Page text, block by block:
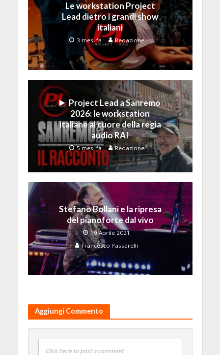
Le workstation Project
Lead dietro i grandi show
italiani
3 mesi fa Redazione
Project Lead a Sanremo
2026: le workstation
italiane al cuore della regia
audio RAI
5 mesi fa Redazione
Stefano Bollani e la ripresa
del pianoforte dal vivo
19 Aprile 2021
Francesco Passarelli
Aggiungi Commento
Click here to post a comment